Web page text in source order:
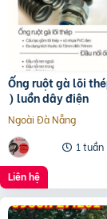
Ống ruột gà lõi
) luồn dây điện
Ngoài Đà Nẵng
1 tuần
Liên hệ